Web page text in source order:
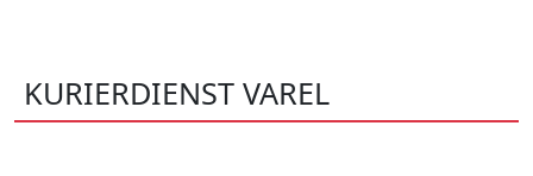
KURIERDIENST VAREL